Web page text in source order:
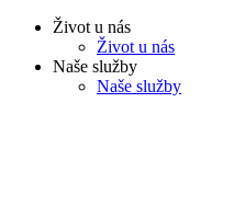
Život u nás
Život u nás
Naše služby
Naše služby